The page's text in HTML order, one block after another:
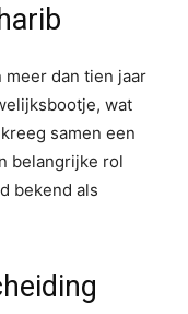
meer dan tien jaar
wat
samen een
belangrijke rol
bekend als